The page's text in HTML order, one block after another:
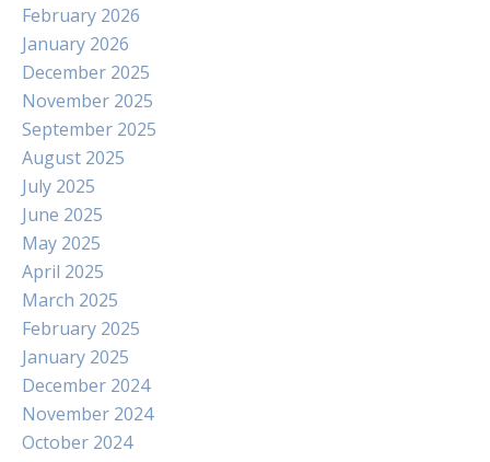
February 2026
January 2026
December 2025
November 2025
September 2025
August 2025
July 2025
June 2025
May 2025
April 2025
March 2025
February 2025
January 2025
December 2024
November 2024
October 2024